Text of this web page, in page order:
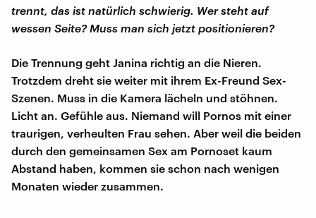
trennt, das ist natürlich schwierig. Wer steht auf
wessen Seite? Muss man sich jetzt positionieren?
Die Trennung geht Janina richtig an die Nieren.
Trotzdem dreht sie weiter mit ihrem Ex-Freund Sex-
Szenen. Muss in die Kamera lächeln und stöhnen.
Licht an. Gefühle aus. Niemand will Pornos mit einer
traurigen, verheulten Frau sehen. Aber weil die beiden
durch den gemeinsamen Sex am Pornoset kaum
Abstand haben, kommen sie schon nach wenigen
Monaten wieder zusammen.